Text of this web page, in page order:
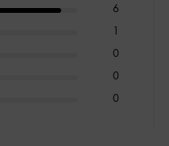
6
1
0
0
0